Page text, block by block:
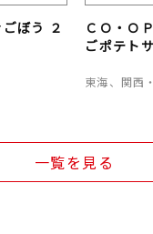
ぼう ２
ＣＯ・Ｏ
ごポテト
東海、関西
一覧を見る